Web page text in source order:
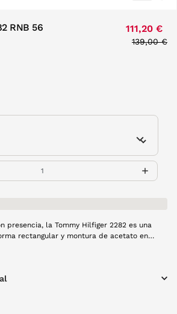
RNB 56 111,20 €
Price
139,00 €
presencia, la Tommy Hilfiger 2282 es una
rectangular y montura de acetato en
en rojo. Este modelo equilibra